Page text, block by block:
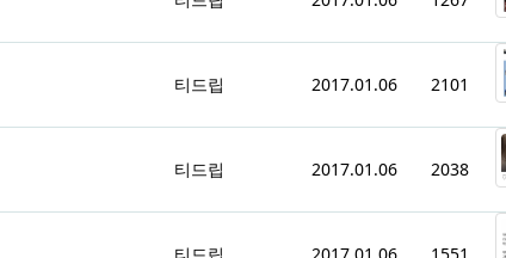
티드립 2017.01.06 2101
티드립 2017.01.06 2038
티드립 2017.01.06 1551